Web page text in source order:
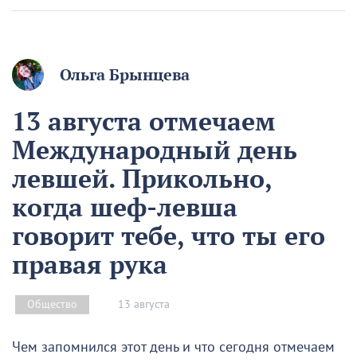
Ольга Брынцева
13 августа отмечаем
Международный день
левшей. Прикольно,
когда шеф-левша
говорит тебе, что ты его
правая рука
Общество 13 августа
Чем запомнился этот день и что сегодня отмечаем